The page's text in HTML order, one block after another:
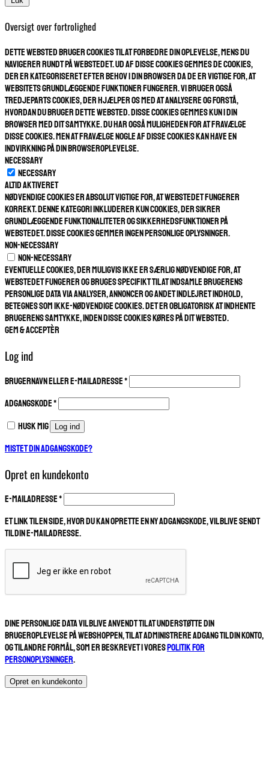
Oversigt over fortrolighed
Dette websted bruger cookies til at forbedre din oplevelse, mens du
navigerer rundt på webstedet. Ud af disse cookies gemmes de cookies,
der er kategoriseret efter behov i din browser da de er vigtige for, at
websitets grundlæggende funktioner fungerer. Vi bruger også
tredjeparts cookies, der hjælper os med at analysere og forstå,
hvordan du bruger dette websted. Disse cookies gemmes kun i din
browser med dit samtykke. Du har også muligheden for at fravælge
disse cookies. Men at fravælge nogle af disse cookies kan have en
indvirkning på din browseroplevelse.
Necessary
Necessary
Altid aktiveret
Nødvendige cookies er absolut vigtige for, at webstedet fungerer
korrekt. Denne kategori inkluderer kun cookies, der sikrer
grundlæggende funktionaliteter og sikkerhedsfunktioner på
webstedet. Disse cookies gemmer ingen personlige oplysninger.
Non-necessary
Non-necessary
Eventuelle cookies, der muligvis ikke er særlig nødvendige for, at
webstedet fungerer og bruges specifikt til at indsamle brugerens
personlige data via analyser, annoncer og andet indlejret indhold,
betegnes som ikke-nødvendige cookies. Det er obligatorisk at indhente
brugerens samtykke, inden disse cookies køres på dit websted.
GEM & ACCEPTÈR
Log ind
Brugernavn eller e-mailadresse*
Adgangskode*
Husk mig
Log ind
Mistet din adgangskode?
Opret en kundekonto
E-mailadresse*
Et link til en side, hvor du kan oprette en ny adgangskode, vil blive sendt
til din e-mailadresse.
Dine personlige data vil blive anvendt til at understøtte din
brugeroplevelse på webshoppen, til at administrere adgang til din konto,
og til andre formål, som er beskrevet i voresPolitik for
personoplysninger.
Opret en kundekonto